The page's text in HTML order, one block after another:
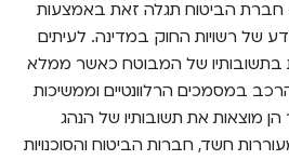
– חברת הביטוח תגלה זאת באמצעות
של רשויות החוק במדינה. לעיתים
בתשובותיו של המבוטח כאשר ממלא
במסמכים הרלוונטיים וממשיכות
מוצאות את תשובותיו של הנהג
חשד, חברות הביטוח והסוכנויות